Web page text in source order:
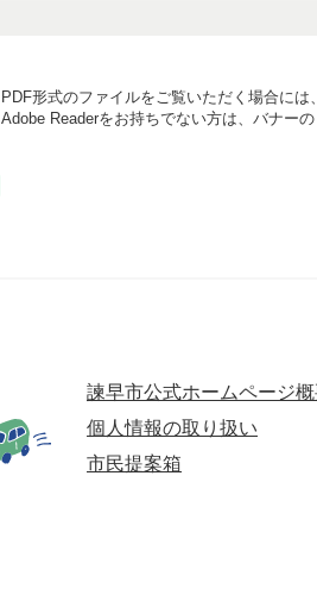
PDF形式のファイルをご覧いただく場合には
Adobe Readerをお持ちでない方は、バナー
諫早市公式ホームページ
個人情報の取り扱い
市民提案箱